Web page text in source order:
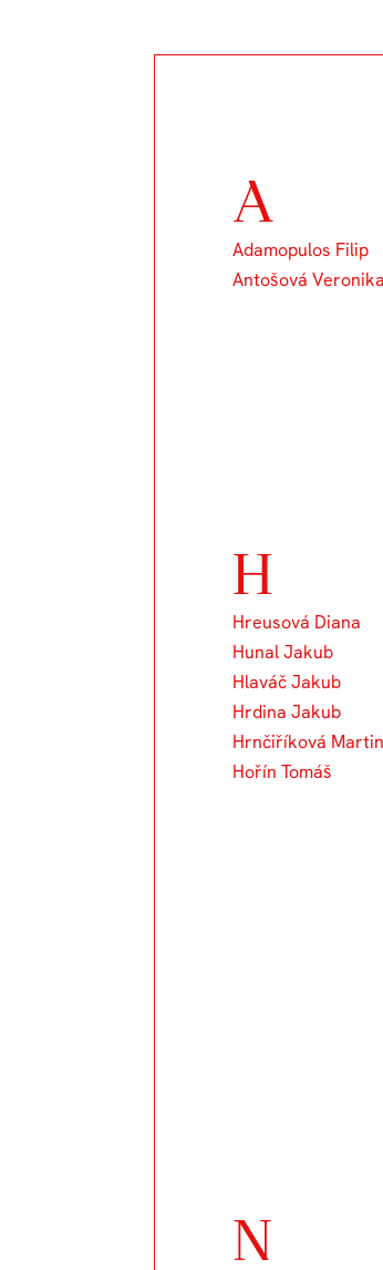
A
Adamopulos Filip
Antošová Veronika
H
Hreusová Diana
Hunal Jakub
Hlaváč Jakub
Hrdina Jakub
Hrnčiříková
Hořín Tomáš
N